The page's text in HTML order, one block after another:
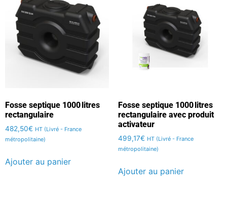
Fosse septique 1000 litres
rectangulaire
482,50€ HT (Livré - France
métropolitaine)
Ajouter au panier
Fosse septique 1000 litres
rectangulaire avec produit
activateur
499,17€ HT (Livré - France
métropolitaine)
Ajouter au panier